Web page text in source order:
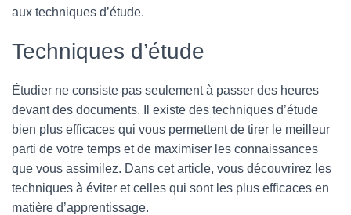
aux techniques d’étude.
Techniques d’étude
Étudier ne consiste pas seulement à passer des heures
devant des documents. Il existe des techniques d’étude
bien plus efficaces qui vous permettent de tirer le meilleur
parti de votre temps et de maximiser les connaissances
que vous assimilez. Dans cet article, vous découvrirez les
techniques à éviter et celles qui sont les plus efficaces en
matière d’apprentissage.